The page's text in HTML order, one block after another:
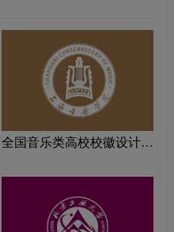
全国音乐类高校校徽设计理